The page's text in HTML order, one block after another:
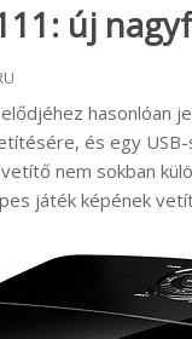
új
hasonlóan
és egy
vetítő nem sokban
játék képének